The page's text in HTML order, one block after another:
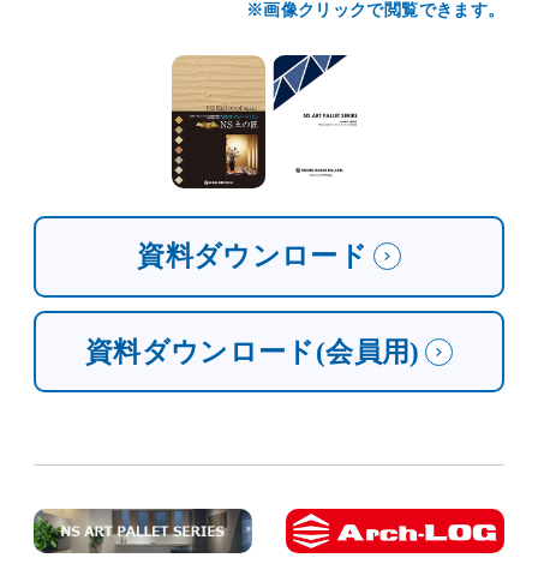
※画像クリックで閲覧できます。
資料ダウンロード
資料ダウンロード(会員用)